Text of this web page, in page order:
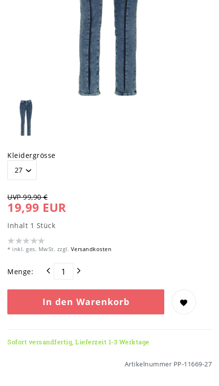
Kleidergrösse
UVP 99,90 €
19,99 EUR
Inhalt 1 Stück
* inkl. ges. MwSt. zzgl. Versandkosten
Menge:
In den Warenkorb
Sofort versandfertig, Lieferzeit 1-3 Werktage
Artikelnummer PP-11669-27